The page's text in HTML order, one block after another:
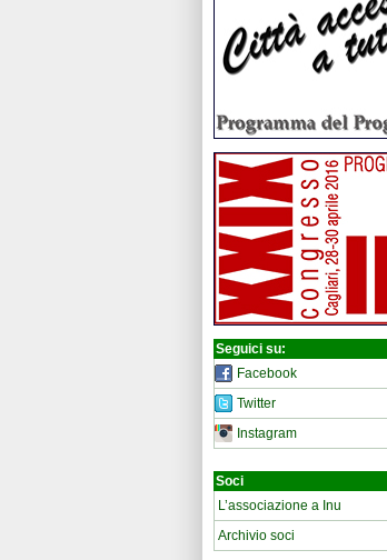
Seguici su:
Facebook
Twitter
Instagram
Soci
L’associazione a Inu
Archivio soci